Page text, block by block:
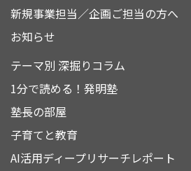
新規事業担当／企画ご担当の方へ
お知らせ
テーマ別 深掘りコラム
1分で読める！発明塾
塾長の部屋
子育てと教育
AI活用ディープリサーチレポート